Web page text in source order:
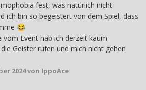
fest, was natürlich nicht
ich bin so begeistert von dem Spiel, dass
😂
vom Event hab ich derzeit kaum
Geister rufen und mich nicht gehen
2024von IppoAce